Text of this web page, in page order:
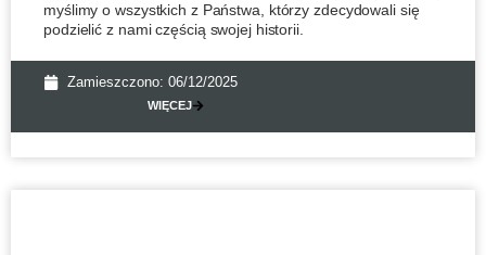
myślimy o wszystkich z Państwa, którzy zdecydowali się
podzielić z nami częścią swojej historii.
Zamieszczono: 06/12/2025
WIĘCEJ